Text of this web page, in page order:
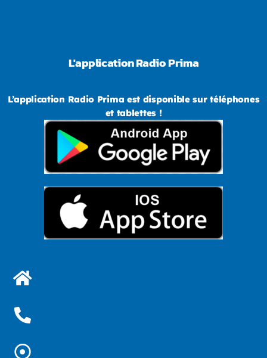
L'application Radio Prima
L’application Radio Prima est disponible sur téléphones
et tablettes !